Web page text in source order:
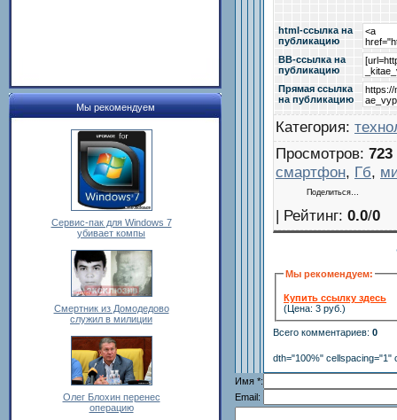
Мы рекомендуем
Сервис-пак для Windows 7
убивает компы
Смертник из Домодедово
служил в милиции
Олег Блохин перенес
операцию
html-cсылка на
публикацию
BB-cсылка на
публикацию
Прямая ссылка
на публикацию
Категория:
Просмотров: 723
смартфон, Гб,
Поделиться…
| Рейтинг: 0.0/0
Мы рекомендуем:
Купить ссылку здесь
(Цена: 3 руб.)
Всего комментариев: 0
dth="100%" cellspacing="1"
Имя *:
Email: